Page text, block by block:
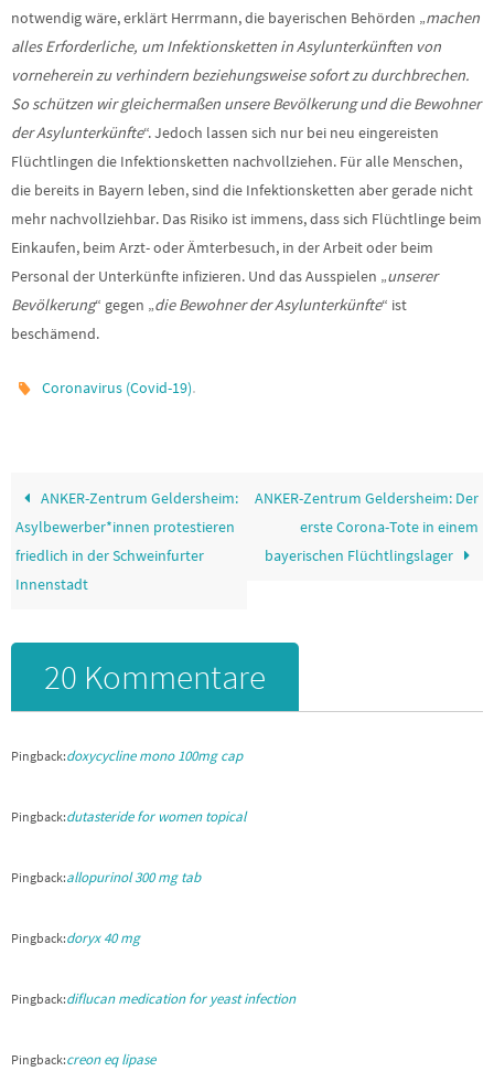
notwendig wäre, erklärt Herrmann, die bayerischen Behörden „machen
alles Erforderliche, um Infektionsketten in Asylunterkünften von
vorneherein zu verhindern beziehungsweise sofort zu durchbrechen.
So schützen wir gleichermaßen unsere Bevölkerung und die Bewohner
der Asylunterkünfte“. Jedoch lassen sich nur bei neu eingereisten
Flüchtlingen die Infektionsketten nachvollziehen. Für alle Menschen,
die bereits in Bayern leben, sind die Infektionsketten aber gerade nicht
mehr nachvollziehbar. Das Risiko ist immens, dass sich Flüchtlinge beim
Einkaufen, beim Arzt- oder Ämterbesuch, in der Arbeit oder beim
Personal der Unterkünfte infizieren. Und das Ausspielen „unserer
Bevölkerung“ gegen „die Bewohner der Asylunterkünfte“ ist
beschämend.
Coronavirus (Covid-19).
ANKER-Zentrum Geldersheim:
Asylbewerber*innen protestieren
friedlich in der Schweinfurter
Innenstadt
ANKER-Zentrum Geldersheim: Der
erste Corona-Tote in einem
bayerischen Flüchtlingslager
20 Kommentare
Pingback:doxycycline mono 100mg cap
Pingback:dutasteride for women topical
Pingback:allopurinol 300 mg tab
Pingback:doryx 40 mg
Pingback:diflucan medication for yeast infection
Pingback:creon eq lipase